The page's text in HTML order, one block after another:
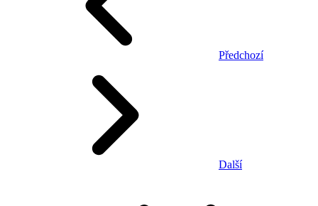
Předchozí
Další